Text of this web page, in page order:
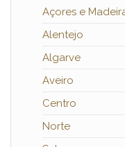
Açores e
Alentejo
Algarve
Aveiro
Centro
Norte